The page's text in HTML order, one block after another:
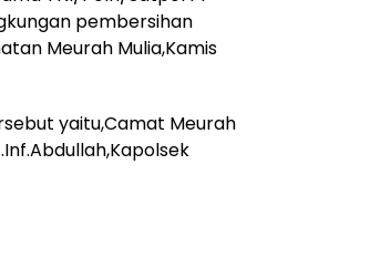
pembersihan
Meurah Mulia,Kamis
yaitu,Camat Meurah